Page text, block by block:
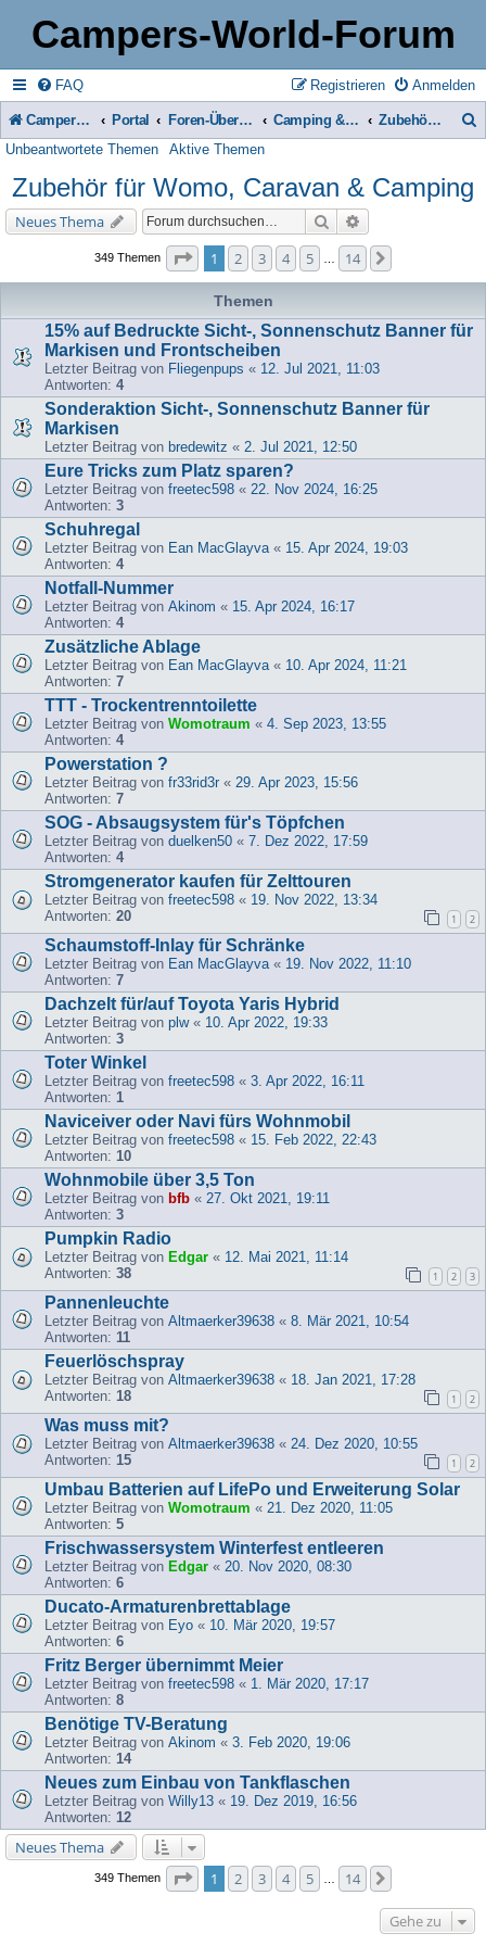
Campers-World-Forum
FAQ Anmelden
Registrieren
Campers-World-Forum Portal Foren-Übersicht Camping & Reise -> Fahrzeuge & Zubehör in der Praxis Zubehör für Womo, Caravan & Camping
Unbeantwortete Themen Aktive Themen
Zubehör für Womo, Caravan & Camping
Neues Thema Suche
349 Themen Seite von
1 2 3 4 5 14
Themen
15% auf Bedruckte Sicht-, Sonnenschutz Banner für
Markisen und Frontscheiben
Letzter Beitrag von Fliegenpups « 12. Jul 2021, 11:03
Antworten: 4
Sonderaktion Sicht-, Sonnenschutz Banner für
Markisen
Letzter Beitrag von bredewitz « 2. Jul 2021, 12:50
Eure Tricks zum Platz sparen?
Letzter Beitrag von freetec598 « 22. Nov 2024, 16:25
Antworten: 3
Schuhregal
Letzter Beitrag von Ean MacGlayva « 15. Apr 2024, 19:03
Antworten: 4
Notfall-Nummer
Letzter Beitrag von Akinom « 15. Apr 2024, 16:17
Antworten: 4
Zusätzliche Ablage
Letzter Beitrag von Ean MacGlayva « 10. Apr 2024, 11:21
Antworten: 7
TTT - Trockentrenntoilette
Letzter Beitrag von Womotraum « 4. Sep 2023, 13:55
Antworten: 4
Powerstation ?
Letzter Beitrag von fr33rid3r « 29. Apr 2023, 15:56
Antworten: 7
SOG - Absaugsystem für's Töpfchen
Letzter Beitrag von duelken50 « 7. Dez 2022, 17:59
Antworten: 4
Stromgenerator kaufen für Zelttouren
Letzter Beitrag von freetec598 « 19. Nov 2022, 13:34
Antworten: 20 1 2
Schaumstoff-Inlay für Schränke
Letzter Beitrag von Ean MacGlayva « 19. Nov 2022, 11:10
Antworten: 7
Dachzelt für/auf Toyota Yaris Hybrid
Letzter Beitrag von plw« 10. Apr 2022, 19:33
Antworten: 3
Toter Winkel
Letzter Beitrag von freetec598 « 3. Apr 2022, 16:11
Antworten: 1
Naviceiver oder Navi fürs Wohnmobil
Letzter Beitrag von freetec598 « 15. Feb 2022, 22:43
Antworten: 10
Wohnmobile über 3,5 Ton
Letzter Beitrag von bfb « 27. Okt 2021, 19:11
Antworten: 3
Pumpkin Radio
Letzter Beitrag von Edgar « 12. Mai 2021, 11:14
Antworten: 38 1 2 3
Pannenleuchte
Letzter Beitrag von Altmaerker39638 « 8. Mär 2021, 10:54
Antworten: 11
Feuerlöschspray
Letzter Beitrag von Altmaerker39638 « 18. Jan 2021, 17:28
Antworten: 18 1 2
Was muss mit?
Letzter Beitrag von Altmaerker39638 « 24. Dez 2020, 10:55
Antworten: 15 1 2
Umbau Batterien auf LifePo und Erweiterung Solar
Letzter Beitrag von Womotraum « 21. Dez 2020, 11:05
Antworten: 5
Frischwassersystem Winterfest entleeren
Letzter Beitrag von Edgar « 20. Nov 2020, 08:30
Antworten: 6
Ducato-Armaturenbrettablage
Letzter Beitrag von Eyo « 10. Mär 2020, 19:57
Antworten: 6
Fritz Berger übernimmt Meier
Letzter Beitrag von freetec598 « 1. Mär 2020, 17:17
Antworten: 8
Benötige TV-Beratung
Letzter Beitrag von Akinom « 3. Feb 2020, 19:06
Antworten: 14
Neues zum Einbau von Tankflaschen
Letzter Beitrag von Willy13 « 19. Dez 2019, 16:56
Antworten: 12
Neues Thema
349 Themen Seite von
1 2 3 4 5 14
Gehe zu